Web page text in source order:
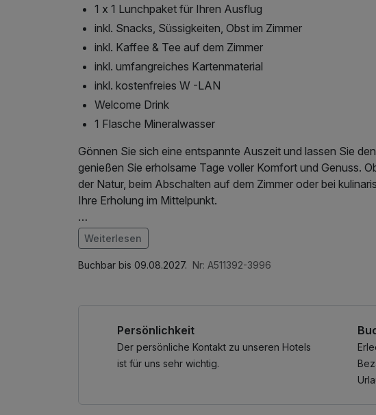
1 x 1 Lunchpaket für Ihren Ausflug
inkl. Snacks, Süssigkeiten, Obst im Zimmer
inkl. Kaffee & Tee auf dem Zimmer
inkl. umfangreiches Kartenmaterial
inkl. kostenfreies W -LAN
Welcome Drink
1 Flasche Mineralwasser
Gönnen Sie sich eine entspannte Auszeit und lassen Sie
genießen Sie erholsame Tage voller Komfort und Genuss.
der Natur, beim Abschalten auf dem Zimmer oder bei
Ihre Erholung im Mittelpunkt.
Genießen Sie Ruhe, Komfort und kleine Verwöhnmomente
entspanntes Wochenende.
Weiterlesen
Buchbar bis 09.08.2027. Nr: A511392-3996
Persönlichkeit
Der persönliche Kontakt zu unseren Hotels
ist für uns sehr wichtig.